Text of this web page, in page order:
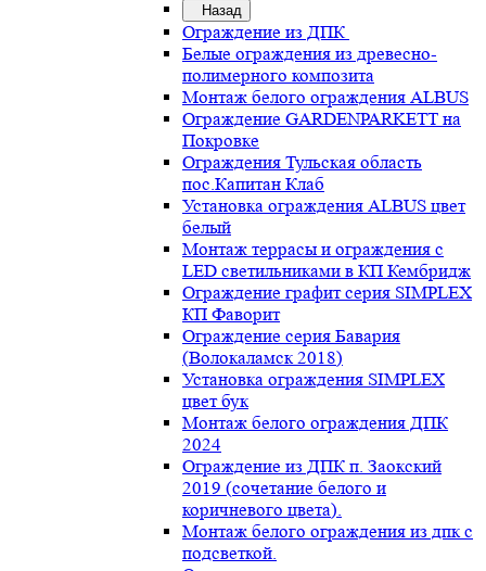
Назад
Ограждение из ДПК
Белые ограждения из древесно-
полимерного композита
Монтаж белого ограждения ALBUS
Ограждение GARDENPARKETT на
Покровке
Ограждения Тульская область
пос.Капитан Клаб
Установка ограждения ALBUS цвет
белый
Монтаж террасы и ограждения с
LED светильниками в КП Кембридж
Ограждение графит серия SIMPLEX
КП Фаворит
Ограждение серия Бавария
(Волокаламск 2018)
Установка ограждения SIMPLEX
цвет бук
Монтаж белого ограждения ДПК
2024
Ограждение из ДПК п. Заокский
2019 (сочетание белого и
коричневого цвета).
Монтаж белого ограждения из дпк с
подсветкой.